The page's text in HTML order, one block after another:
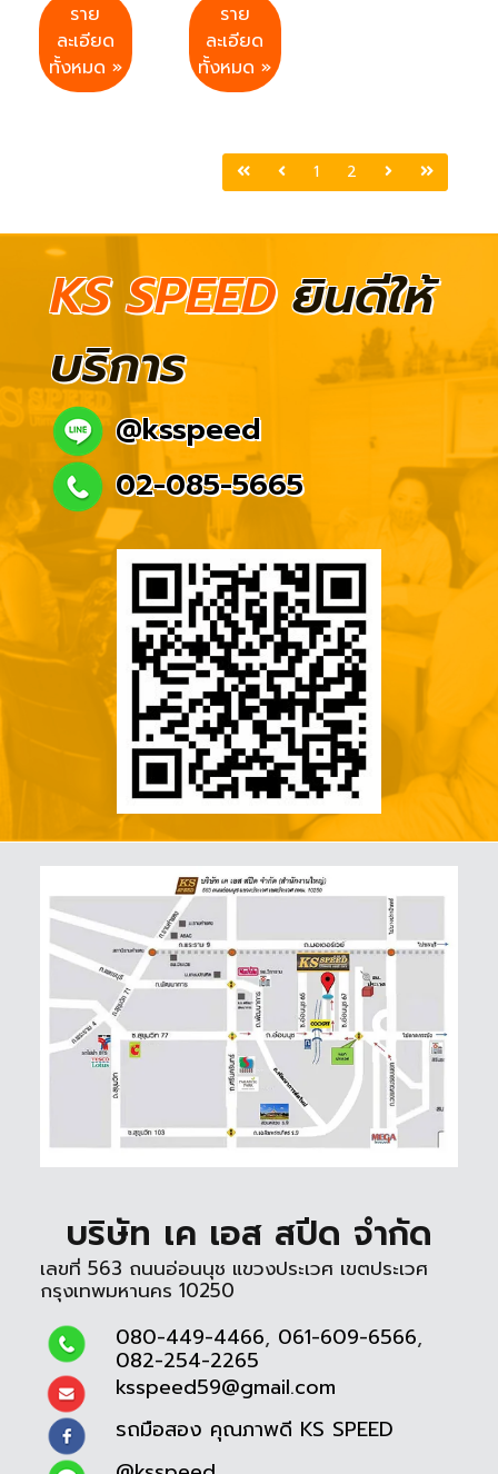
ราย
ละเอียด
ทั้งหมด »
ราย
ละเอียด
ทั้งหมด »
1 2
KS SPEEDยินดีให้
บริการ
@ksspeed
02-085-5665
บริษัท เค เอส สปีด จำกัด
เลขที่ 563 ถนนอ่อนนุช แขวงประเวศ เขตประเวศ
กรุงเทพมหานคร 10250
080-449-4466, 061-609-6566,
082-254-2265
ksspeed59@gmail.com
รถมือสอง คุณภาพดี KS SPEED